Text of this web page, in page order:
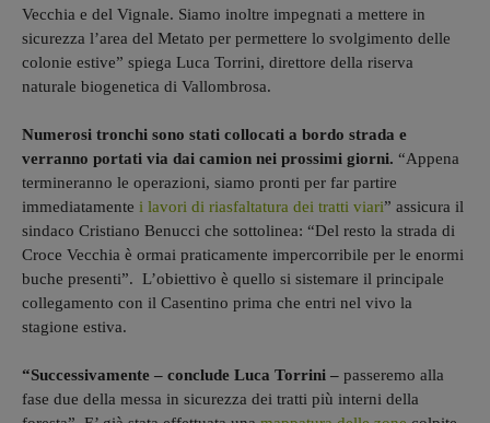
Vecchia e del Vignale. Siamo inoltre impegnati a mettere in
sicurezza l’area del Metato per permettere lo svolgimento delle
colonie estive” spiega Luca Torrini, direttore della riserva
naturale biogenetica di Vallombrosa.
Numerosi tronchi sono stati collocati a bordo strada e
verranno portati via dai camion nei prossimi giorni. “Appena
termineranno le operazioni, siamo pronti per far partire
immediatamente i lavori di riasfaltatura dei tratti viari” assicura il
sindaco Cristiano Benucci che sottolinea: “Del resto la strada di
Croce Vecchia è ormai praticamente impercorribile per le enormi
buche presenti”. L’obiettivo è quello si sistemare il principale
collegamento con il Casentino prima che entri nel vivo la
stagione estiva.
“Successivamente – conclude Luca Torrini – passeremo alla
fase due della messa in sicurezza dei tratti più interni della